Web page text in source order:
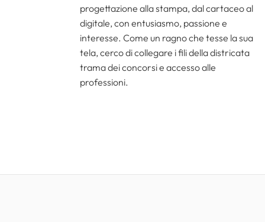
progettazione alla stampa, dal cartaceo al
digitale, con entusiasmo, passione e
interesse. Come un ragno che tesse la sua
tela, cerco di collegare i fili della districata
trama dei concorsi e accesso alle
professioni.